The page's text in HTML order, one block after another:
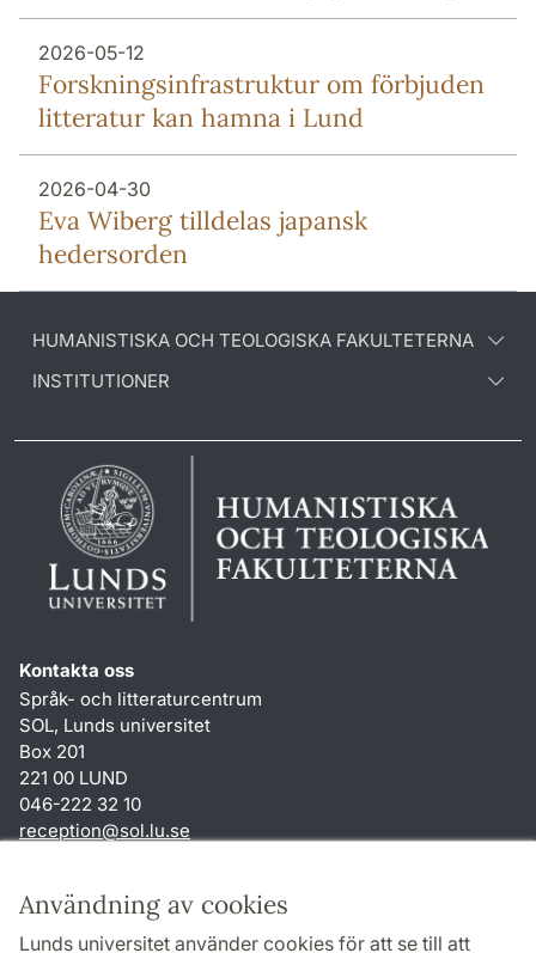
Användning av cookies
Lunds universitet använder cookies för att se till att
2026-05-12
Forsknings­infrastruktur om förbjuden
litteratur kan hamna i Lund
2026-04-30
Eva Wiberg tilldelas japansk
hedersorden
HUMANISTISKA OCH TEOLOGISKA FAKULTETERNA
INSTITUTIONER
Kontakta oss
Språk- och litteraturcentrum
SOL, Lunds universitet
Box 201
221 00 LUND
046-222 32 10
reception@sol.lu.se
Genvägar
Om webbplatsen och cookies